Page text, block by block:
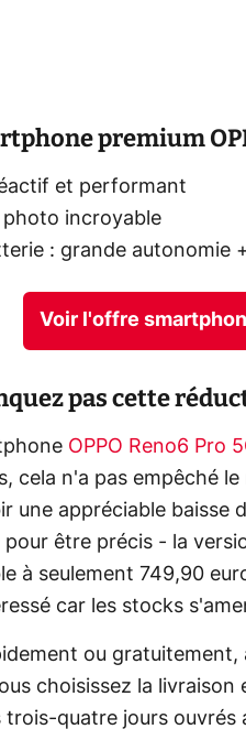
premium
et performant
photo incroyable
: grande autonomie
Voir l'offre
pas cette
OPPO Reno6 Pro
cela n'a pas empêché
une appréciable baisse
être précis - la
à seulement 749,90
car les stocks
ou
choisissez la
trois-quatre jours ouvrés